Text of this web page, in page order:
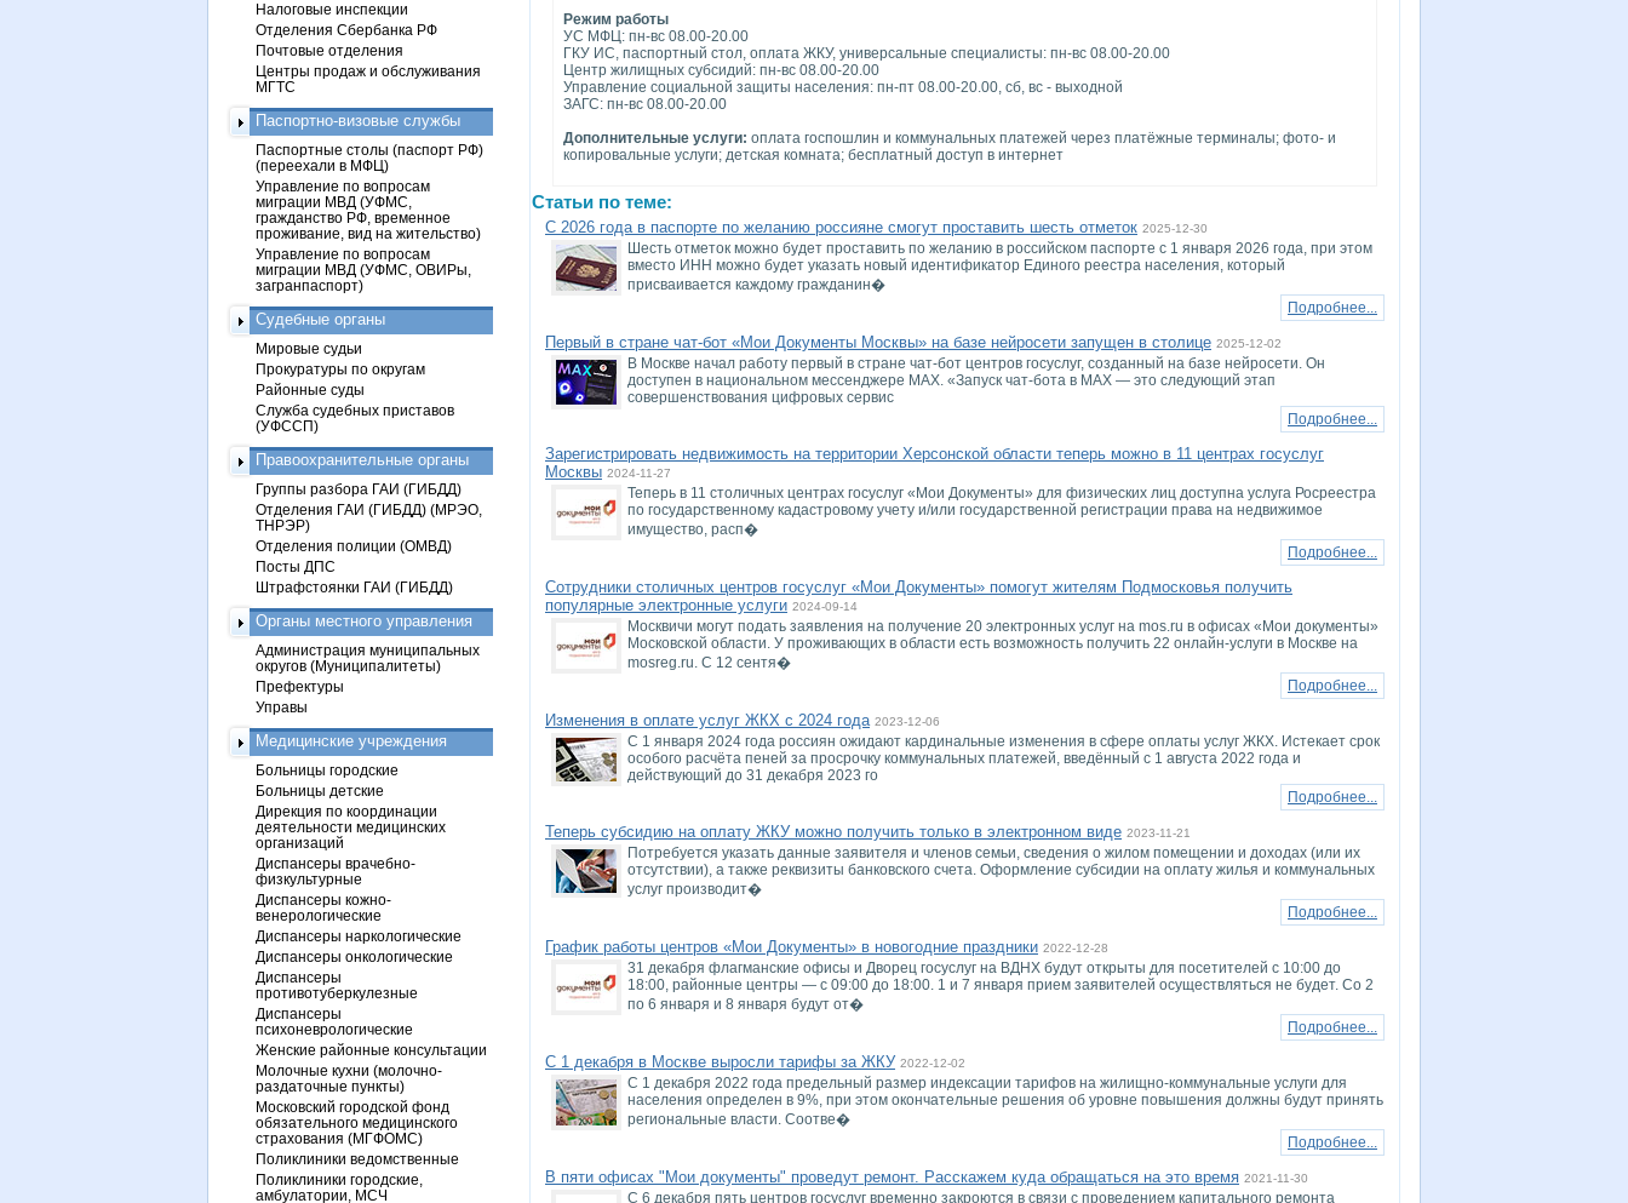
Режим работы
УС МФЦ: пн-вс 08.00-20.00
ГКУ ИС, паспортный стол, оплата ЖКУ, универсальные специалисты: пн-вс 08.00-20.00
Центр жилищных субсидий: пн-вс 08.00-20.00
Управление социальной защиты населения: пн-пт 08.00-20.00, сб, вс - выходной
ЗАГС: пн-вс 08.00-20.00
Дополнительные услуги: оплата госпошлин и коммунальных платежей через платёжные терминалы; фото- и
копировальные услуги; детская комната; бесплатный доступ в интернет
Статьи по теме:
С 2026 года в паспорте по желанию россияне смогут проставить шесть отметок 2025-12-30
Шесть отметок можно будет проставить по желанию в российском паспорте с 1 января 2026 года, при этом
вместо ИНН можно будет указать новый идентификатор Единого реестра населения, который
присваивается каждому гражданин�
Подробнее...
Первый в стране чат-бот «Мои Документы Москвы» на базе нейросети запущен в столице 2025-12-02
В Москве начал работу первый в стране чат-бот центров госуслуг, созданный на базе нейросети. Он
доступен в национальном мессенджере MAX. «Запуск чат-бота в MAX — это следующий этап
совершенствования цифровых сервис
Подробнее...
Зарегистрировать недвижимость на территории Херсонской области теперь можно в 11 центрах госуслуг
Москвы 2024-11-27
Теперь в 11 столичных центрах госуслуг «Мои Документы» для физических лиц доступна услуга Росреестра
по государственному кадастровому учету и/или государственной регистрации права на недвижимое
имущество, расп�
Подробнее...
Сотрудники столичных центров госуслуг «Мои Документы» помогут жителям Подмосковья получить
популярные электронные услуги 2024-09-14
Москвичи могут подать заявления на получение 20 электронных услуг на mos.ru в офисах «Мои документы»
Московской области. У проживающих в области есть возможность получить 22 онлайн-услуги в Москве на
mosreg.ru. С 12 сентя�
Подробнее...
Изменения в оплате услуг ЖКХ с 2024 года 2023-12-06
С 1 января 2024 года россиян ожидают кардинальные изменения в сфере оплаты услуг ЖКХ. Истекает срок
особого расчёта пеней за просрочку коммунальных платежей, введённый с 1 августа 2022 года и
действующий до 31 декабря 2023 го
Подробнее...
Теперь субсидию на оплату ЖКУ можно получить только в электронном виде 2023-11-21
Потребуется указать данные заявителя и членов семьи, сведения о жилом помещении и доходах (или их
отсутствии), а также реквизиты банковского счета. Оформление субсидии на оплату жилья и коммунальных
услуг производит�
Подробнее...
График работы центров «Мои Документы» в новогодние праздники 2022-12-28
31 декабря флагманские офисы и Дворец госуслуг на ВДНХ будут открыты для посетителей с 10:00 до
18:00, районные центры — с 09:00 до 18:00. 1 и 7 января прием заявителей осуществляться не будет. Со 2
по 6 января и 8 января будут от�
Подробнее...
С 1 декабря в Москве выросли тарифы за ЖКУ 2022-12-02
С 1 декабря 2022 года предельный размер индексации тарифов на жилищно-коммунальные услуги для
населения определен в 9%, при этом окончательные решения об уровне повышения должны будут принять
региональные власти. Соотве�
Подробнее...
В пяти офисах "Мои документы" проведут ремонт. Расскажем куда обращаться на это время 2021-11-30
С 6 декабря пять центров госуслуг временно закроются в связи с проведением капитального ремонта
Налоговые инспекции
Отделения Сбербанка РФ
Почтовые отделения
Центры продаж и обслуживания
МГТС
Паспортно-визовые службы
Паспортные столы (паспорт РФ)
(переехали в МФЦ)
Управление по вопросам
миграции МВД (УФМС,
гражданство РФ, временное
проживание, вид на жительство)
Управление по вопросам
миграции МВД (УФМС, ОВИРы,
загранпаспорт)
Судебные органы
Мировые судьи
Прокуратуры по округам
Районные суды
Служба судебных приставов
(УФССП)
Правоохранительные органы
Группы разбора ГАИ (ГИБДД)
Отделения ГАИ (ГИБДД) (МРЭО,
ТНРЭР)
Отделения полиции (ОМВД)
Посты ДПС
Штрафстоянки ГАИ (ГИБДД)
Органы местного управления
Администрация муниципальных
округов (Муниципалитеты)
Префектуры
Управы
Медицинские учреждения
Больницы городские
Больницы детские
Дирекция по координации
деятельности медицинских
организаций
Диспансеры врачебно-
физкультурные
Диспансеры кожно-
венерологические
Диспансеры наркологические
Диспансеры онкологические
Диспансеры
противотуберкулезные
Диспансеры
психоневрологические
Женские районные консультации
Молочные кухни (молочно-
раздаточные пункты)
Московский городской фонд
обязательного медицинского
страхования (МГФОМС)
Поликлиники ведомственные
Поликлиники городские,
амбулатории, МСЧ